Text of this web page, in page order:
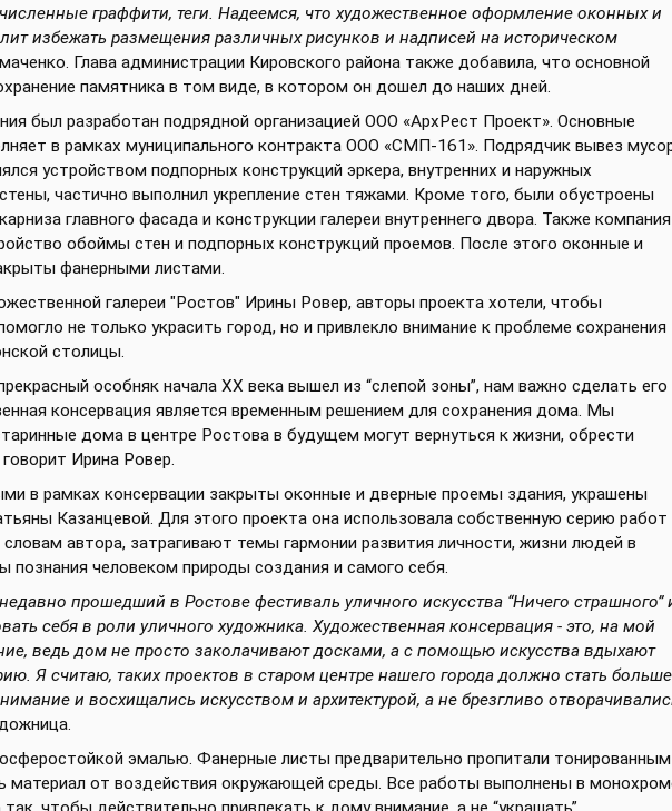
граффити, теги. Надеемся, что художественное оформление оконных и
избежать размещения различных рисунков и надписей на историческом
Глава администрации Кировского района также добавила, что основной
памятника в том виде, в котором он дошел до наших дней.
был разработан подрядной организацией ООО «АрхРест Проект». Основные
в рамках муниципального контракта ООО «СМП-161». Подрядчик вывез
устройством подпорных конструкций эркера, внутренних и наружных
частично выполнил укрепление стен тяжами. Кроме того, были обустроены
главного фасада и конструкции галереи внутреннего двора. Также компания
обоймы стен и подпорных конструкций проемов. После этого оконные и
фанерными листами.
галереи "Ростов" Ирины Ровер, авторы проекта хотели, чтобы
не только украсить город, но и привлекло внимание к проблеме сохранения
столицы.
особняк начала XX века вышел из “слепой зоны”, нам важно сделать его
консервация является временным решением для сохранения дома. Мы
дома в центре Ростова в будущем могут вернуться к жизни, обрести
Ирина Ровер.
в рамках консервации закрыты оконные и дверные проемы здания, украшены
Казанцевой. Для этого проекта она использовала собственную серию работ
автора, затрагивают темы гармонии развития личности, жизни людей в
познания человеком природы создания и самого себя.
прошедший в Ростове фестиваль уличного искусства “Ничего страшного”
себя в роли уличного художника. Художественная консервация - это, на мой
ведь дом не просто заколачивают досками, а с помощью искусства вдыхают
Я считаю, таких проектов в старом центре нашего города должно стать
и восхищались искусством и архитектурой, а не брезгливо
эмалью. Фанерные листы предварительно пропитали тонированным
от воздействия окружающей среды. Все работы выполнены в